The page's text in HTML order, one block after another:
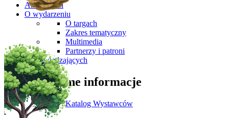
Aktualności
O wydarzeniu
O targach
Zakres tematyczny
Multimedia
Partnerzy i patroni
Dla Zwiedzających
Ważne informacje
Katalog Wystawców